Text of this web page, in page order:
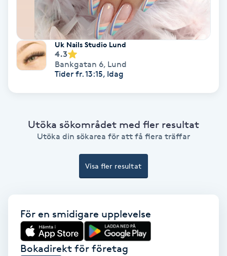
Fotmassage
Fransförlängning
Fransförlängning Megavolym
Uk Nails Studio Lund
4.3
Bankgatan 6, Lund
Tider fr. 13:15, Idag
Utöka sökområdet med fler resultat
Utöka din sökarea för att få flera träffar
Visa fler resultat
För en smidigare upplevelse
Bokadirekt för företag